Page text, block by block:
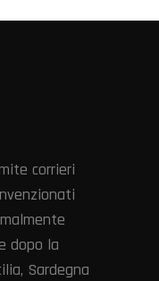
corrieri
dopo la
Sardegna